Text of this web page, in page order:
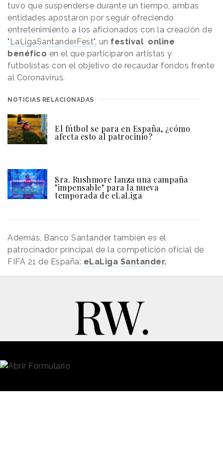
tuvo que suspenderse durante un tiempo, ambas
entidades apostaron por seguir ofreciendo
entretenimiento a los aficionados con la creación de
"LaLigaSantanderFest", un festival online
benéfico en el que participaron artistas y
futbolistas con el objetivo de recaudar fondos frente
al Coronavirus.
NOTICIAS RELACIONADAS
El fútbol se para en España, ¿cómo
afecta esto al patrocinio?
Sra. Rushmore lanza una campaña
"impensable" para la nueva
temporada de eLaLiga
Además, Banco Santander también es el
patrocinador principal de la competición oficial de
FIFA 21 de España: eLaLiga Santander.
Contacto